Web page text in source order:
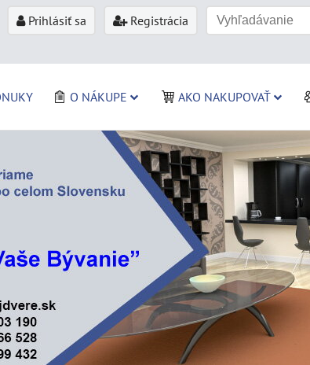
Prihlásiť sa Registrácia
O NÁKUPE AKO NAKUPOVAŤ